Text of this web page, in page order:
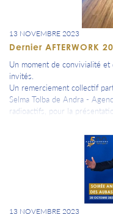
13 NOVEMBRE 2023
Dernier AFTERWORK
Un moment de convivialité et
invités.
Un remerciement collectif
Selma Tolba de Andra -
radioactifs, pour la
de l’EPF Troyes,Jean-
CPME Aube, et nos pépites
pilote Euronascar, Nicolas
Tom Berna, notre GL’AUBE
organisateur du festival «
13 NOVEMBRE 2023